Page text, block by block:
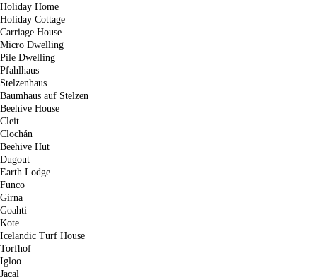
Holiday Home
Holiday Cottage
Carriage House
Micro Dwelling
Pile Dwelling
Pfahlhaus
Stelzenhaus
Baumhaus auf Stelzen
Beehive House
Cleit
Clochán
Beehive Hut
Dugout
Earth Lodge
Funco
Girna
Goahti
Kote
Icelandic Turf House
Torfhof
Igloo
Jacal